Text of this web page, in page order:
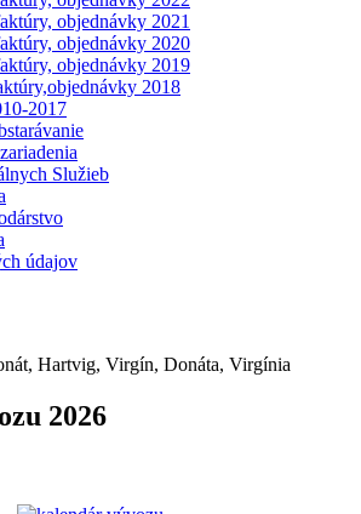
objednávky 2021
objednávky 2020
objednávky 2019
2018
2017
Služieb
údajov
Hartvig, Virgín, Donáta, Virgínia
2026